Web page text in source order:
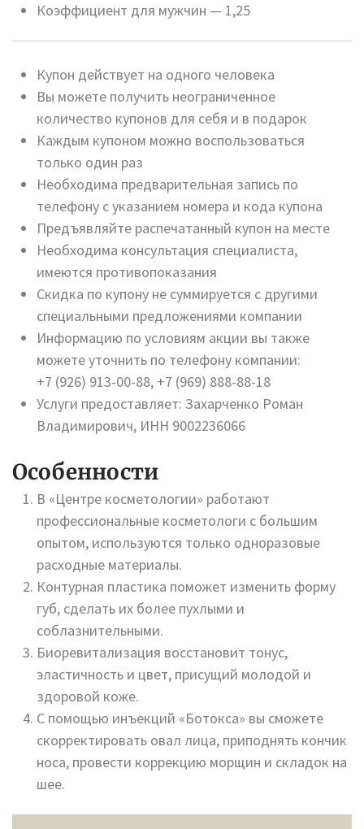
Коэффициент для мужчин — 1,25
Купон действует на одного человека
Вы можете получить неограниченное
количество купонов для себя и в подарок
Каждым купоном можно воспользоваться
только один раз
Необходима предварительная запись по
телефону с указанием номера и кода купона
Предъявляйте распечатанный купон на месте
Необходима консультация специалиста,
имеются противопоказания
Скидка по купону не суммируется с другими
специальными предложениями компании
Информацию по условиям акции вы также
можете уточнить по телефону компании:
+7 (926) 913-00-88, +7 (969) 888-88-18
Услуги предоставляет: Захарченко Роман
Владимирович, ИНН 9002236066
Особенности
В «Центре косметологии» работают
профессиональные косметологи с большим
опытом, используются только одноразовые
расходные материалы.
Контурная пластика поможет изменить форму
губ, сделать их более пухлыми и
соблазнительными.
Биоревитализация восстановит тонус,
эластичность и цвет, присущий молодой и
здоровой коже.
С помощью инъекций «Ботокса» вы сможете
скорректировать овал лица, приподнять кончик
носа, провести коррекцию морщин и складок на
шее.